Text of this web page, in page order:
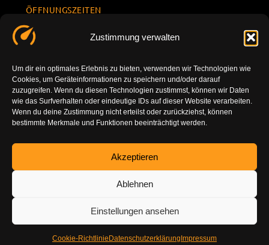
Zustimmung verwalten
Um dir ein optimales Erlebnis zu bieten, verwenden wir Technologien wie
Cookies, um Geräteinformationen zu speichern und/oder darauf
zuzugreifen. Wenn du diesen Technologien zustimmst, können wir Daten
wie das Surfverhalten oder eindeutige IDs auf dieser Website verarbeiten.
Wenn du deine Zustimmung nicht erteilst oder zurückziehst, können
bestimmte Merkmale und Funktionen beeinträchtigt werden.
Akzeptieren
Ablehnen
Einstellungen ansehen
Cookie-Richtlinie Datenschutzerklärung Impressum
ÖFFNUNGSZEITEN
Sa. 10.00 -
14.00
So.
geschlossen
INFORMATION
7777801
info@tuning-
vor-ort.com
DE-86179
g
Impressu
m